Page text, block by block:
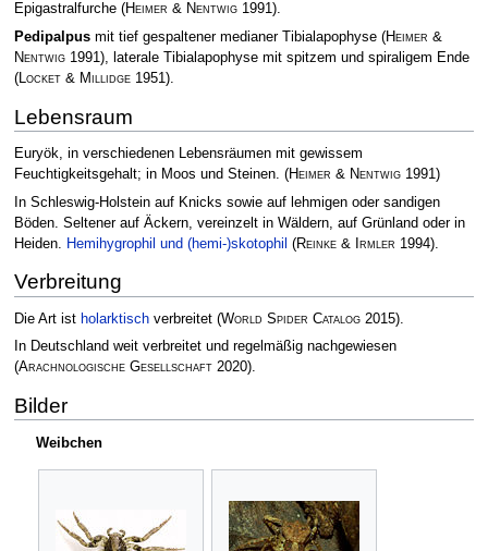
Epigastralfurche (Heimer & Nentwig1991).
Pedipalpusmit tief gespaltener medianer Tibialapophyse (Heimer &
Nentwig1991), laterale Tibialapophyse mit spitzem und spiraligem Ende
(Locket & Millidge1951).
Lebensraum
Euryök, in verschiedenen Lebensräumen mit gewissem
Feuchtigkeitsgehalt; in Moos und Steinen. (Heimer & Nentwig1991)
In Schleswig-Holstein auf Knicks sowie auf lehmigen oder sandigen
Böden. Seltener auf Äckern, vereinzelt in Wäldern, auf Grünland oder in
Heiden.
Hemihygrophil und (hemi-)skotophil (Reinke & Irmler 1994).
Verbreitung
Die Art ist holarktischverbreitet (World Spider Catalog2015).
In Deutschland weit verbreitet und regelmäßig nachgewiesen
(Arachnologische Gesellschaft2020).
Bilder
Weibchen